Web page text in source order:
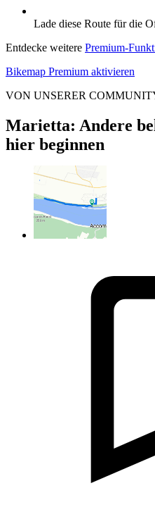
Lade diese Route für die
Entdecke weitere Premium-
Bikemap Premium aktivieren
VON UNSERER
Marietta: Andere
hier beginnen